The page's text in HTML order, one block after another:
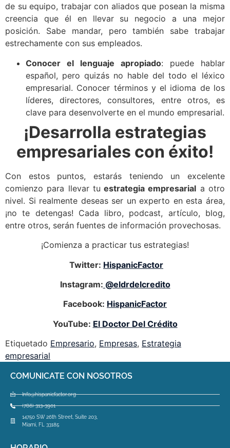
de su equipo, trabajar con aliados que posean la misma
creencia que él en llevar su negocio a una mejor
posición. Sabe mandar, pero también sabe trabajar
estrechamente con sus empleados.
Conocer el lenguaje apropiado: puede hablar
español, pero quizás no hable del todo el léxico
empresarial. Conocer términos y el idioma de los
líderes, directores, consultores, entre otros, es
clave para desenvolverte en el mundo empresarial.
¡Desarrolla estrategias
empresariales con éxito!
Con estos puntos, estarás teniendo un excelente
comienzo para llevar tu estrategia empresarial a otro
nivel. Si realmente deseas ser un experto en esta área,
¡no te detengas! Cada libro, podcast, artículo, blog,
entre otros, serán fuentes de información provechosas.
¡Comienza a practicar tus estrategias!
Twitter: HispanicFactor
Instagram: @eldrdelcredito
Facebook: HispanicFactor
YouTube: El Doctor Del Crédito
Etiquetado Empresario, Empresas, Estrategia
empresarial
COMUNICATE CON NOSOTROS
Info@hispanicfactor.org
(786) 313-3901
14750 SW 26th Street, Suite 203,
Miami, FL 33185